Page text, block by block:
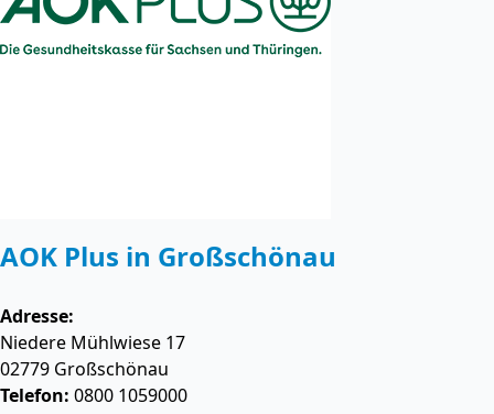
AOK Plus in Großschönau
Adresse:
Niedere Mühlwiese 17
02779 Großschönau
Telefon: 0800 1059000